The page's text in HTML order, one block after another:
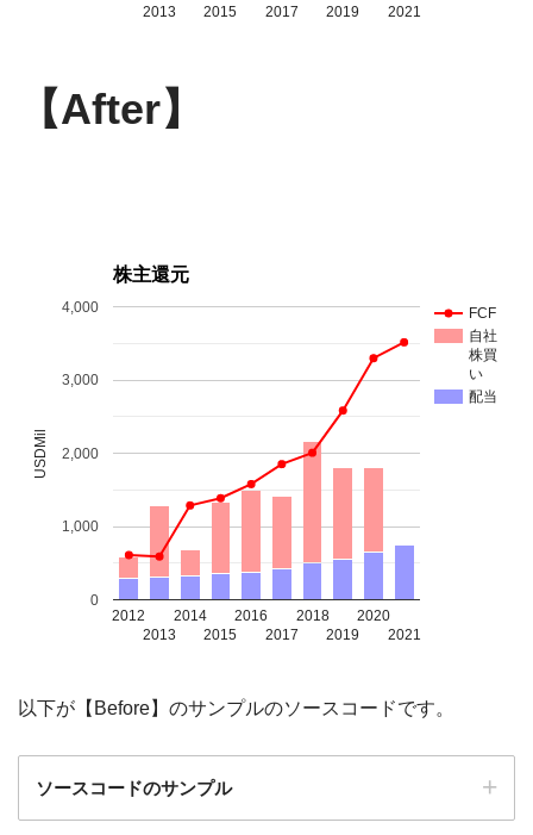
2013
2015
2017
2019
2021
【After】
株主還元
FCF
自社
株買
い
配当
2012
2013
2014
2015
2016
2017
2018
2019
2020
2021
0
1,000
2,000
3,000
4,000
USDMil
以下が【Before】のサンプルのソースコードです。
ソースコードのサンプル